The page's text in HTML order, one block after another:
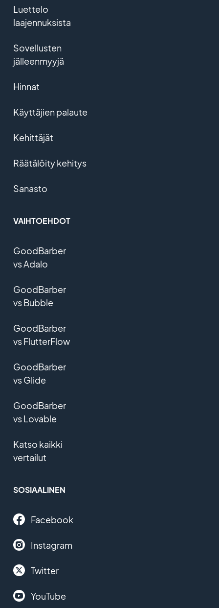
Luettelo
laajennuksista
Sovellusten
jälleenmyyjä
Hinnat
Käyttäjien palaute
Kehittäjät
Räätälöity kehitys
Sanasto
VAIHTOEHDOT
GoodBarber
vs Adalo
GoodBarber
vs Bubble
GoodBarber
vs FlutterFlow
GoodBarber
vs Glide
GoodBarber
vs Lovable
Katso kaikki
vertailut
SOSIAALINEN
Facebook
Instagram
Twitter
YouTube